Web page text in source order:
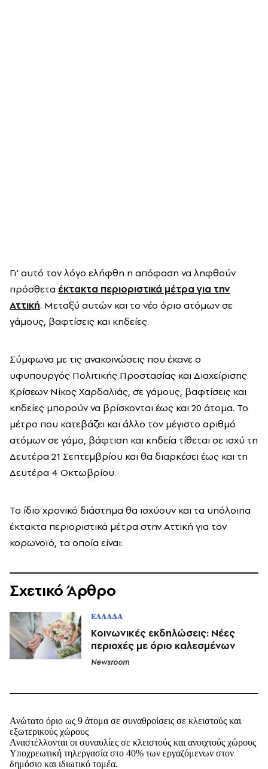
Γι' αυτό τον λόγο ελήφθη η απόφαση να ληφθούν
πρόσθετα έκτακτα περιοριστικά μέτρα για την
Αττική. Μεταξύ αυτών και το νέο όριο ατόμων σε
γάμους, βαφτίσεις και κηδείες.
Σύμφωνα με τις ανακοινώσεις που έκανε ο
υφυπουργός Πολιτικής Προστασίας και Διαχείρισης
Κρίσεων Νίκος Χαρδαλιάς, σε γάμους, βαφτίσεις και
κηδείες μπορούν να βρίσκονται έως και 20 άτομα. Το
μέτρο που κατεβάζει και άλλο τον μέγιστο αριθμό
ατόμων σε γάμο, βάφτιση και κηδεία τίθεται σε ισχύ τη
Δευτέρα 21 Σεπτεμβρίου και θα διαρκέσει έως και τη
Δευτέρα 4 Οκτωβρίου.
Το ίδιο χρονικό διάστημα θα ισχύουν και τα υπόλοιπα
έκτακτα περιοριστικά μέτρα στην Αττική για τον
κορωνοϊό, τα οποία είναι:
Σχετικό Άρθρο
ΕΛΛΑΔΑ
Κοινωνικές εκδηλώσεις: Νέες
περιοχές με όριο καλεσμένων
Newsroom
Ανώτατο όριο ως 9 άτομα σε συναθροίσεις σε κλειστούς και
εξωτερικούς χώρους
Αναστέλλονται οι συναυλίες σε κλειστούς και ανοιχτούς χώρους
Υποχρεωτική τηλεργασία στο 40% των εργαζόμενων στον
δημόσιο και ιδιωτικό τομέα.